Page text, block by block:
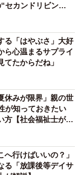
セカンドリビン
る「はやぶさ」大好
ら心温まるサプライ
たからだね」
休みが限界」親の世
が知っておきたい
方【社会福祉士が解
へ行けばいいの？」
る「放課後等デイサ